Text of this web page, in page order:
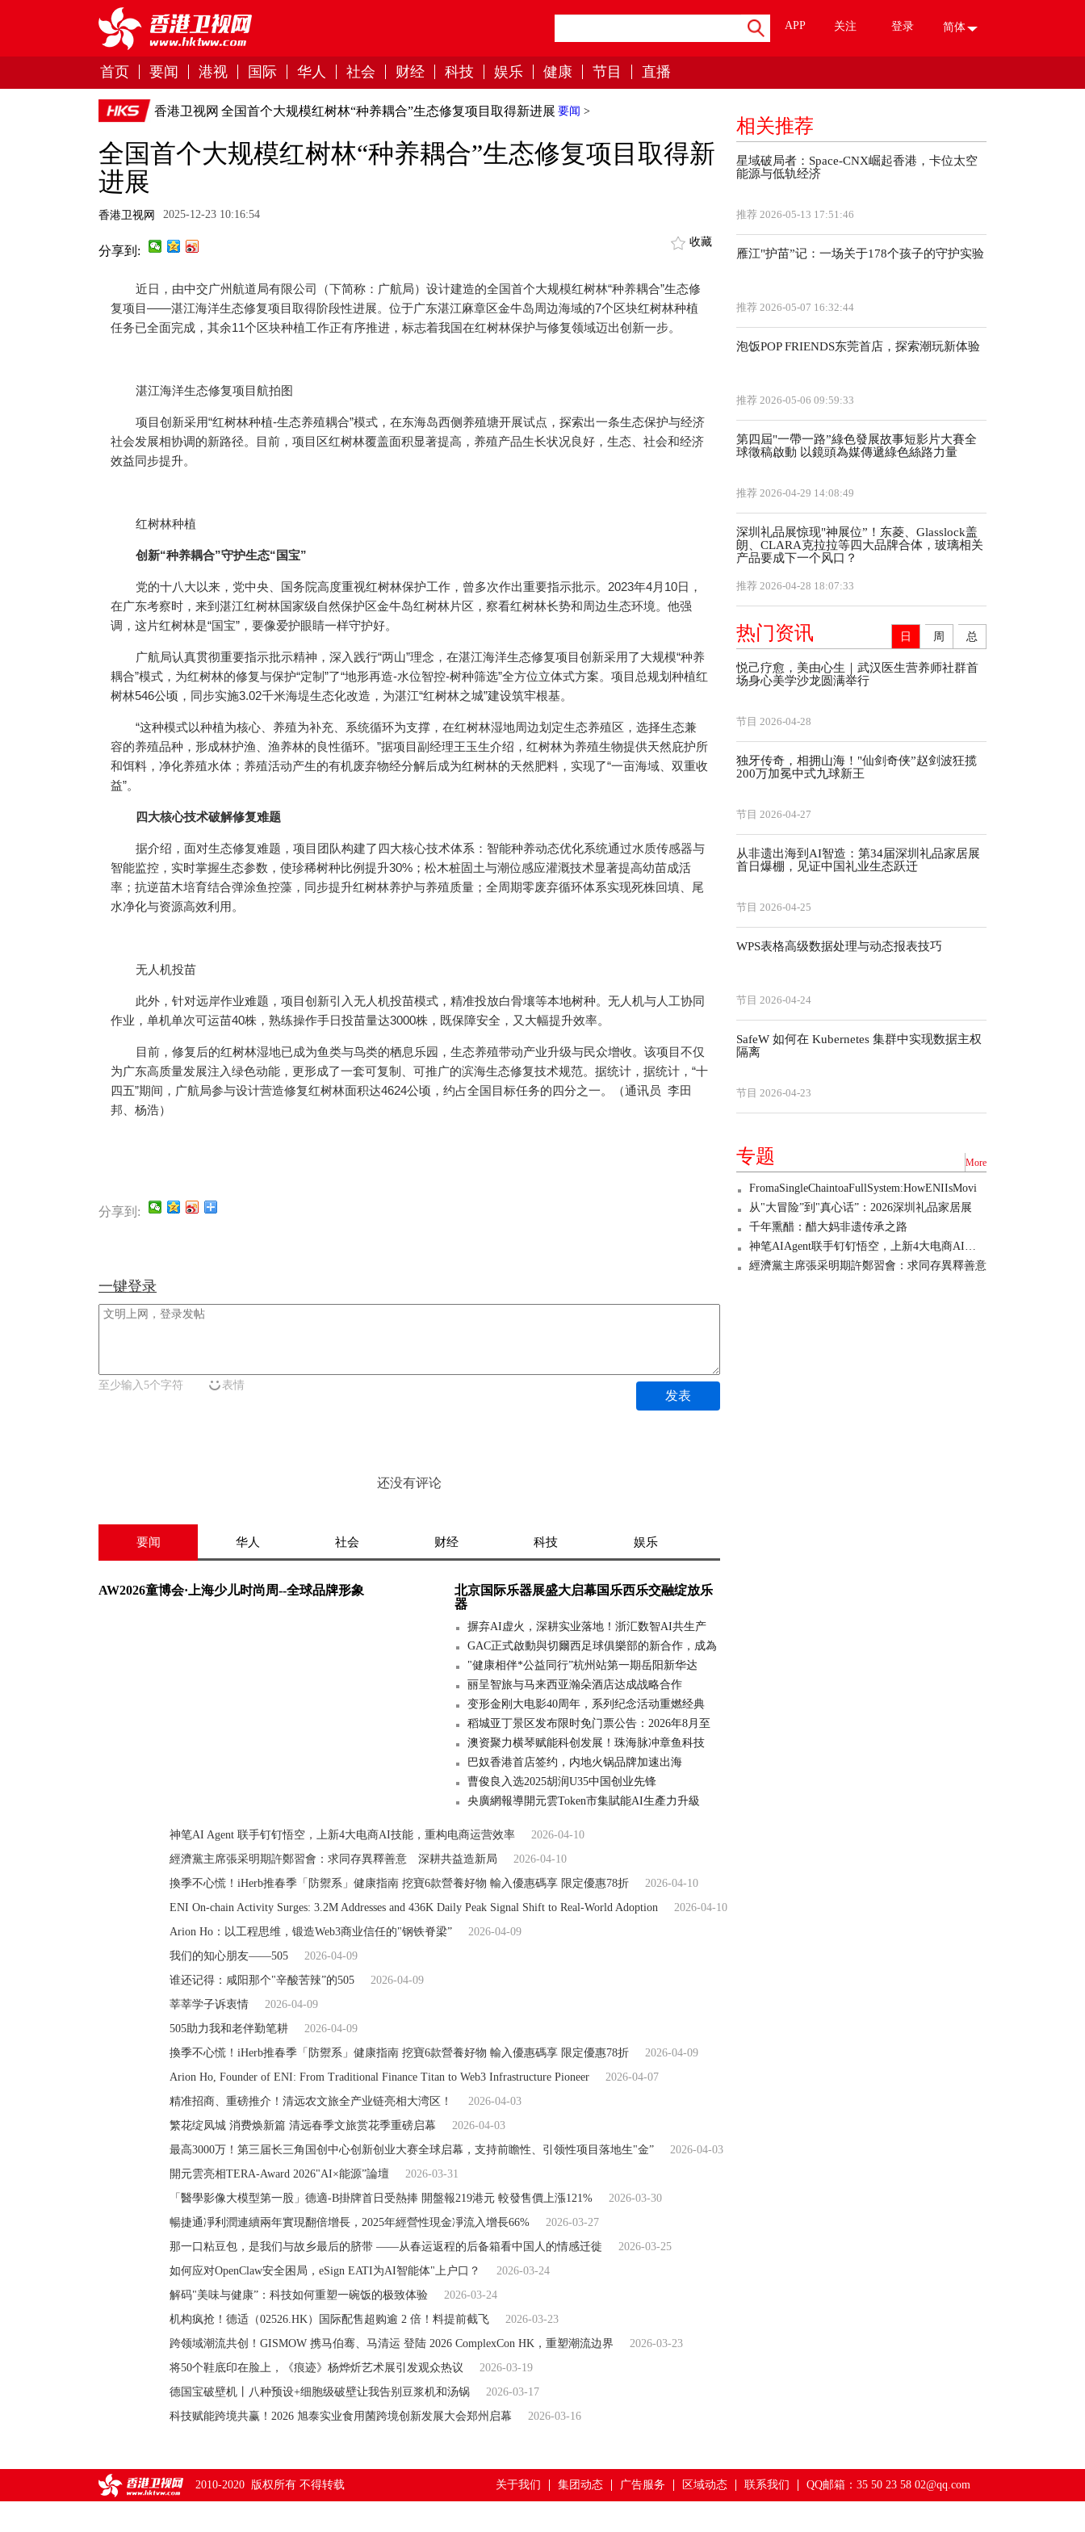
APP 关注 登录 简体
首页 要闻 港视 国际 华人 社会 财经 科技 娱乐 健康 节目 直播
香港卫视网 要闻 >
全国首个大规模红树林“种养耦合”生态修复项目取得新进展
全国首个大规模红树林“种养耦合”生态修复项目取得新
进展
香港卫视网 2025-12-23 10:16:54
分享到:
收藏
近日，由中交广州航道局有限公司（下简称：广航局）设计建造的全国首个大规模红树林“种养耦合”生态修
复项目——湛江海洋生态修复项目取得阶段性进展。位于广东湛江麻章区金牛岛周边海域的7个区块红树林种植
任务已全面完成，其余11个区块种植工作正有序推进，标志着我国在红树林保护与修复领域迈出创新一步。
湛江海洋生态修复项目航拍图
项目创新采用“红树林种植-生态养殖耦合”模式，在东海岛西侧养殖塘开展试点，探索出一条生态保护与经济
社会发展相协调的新路径。目前，项目区红树林覆盖面积显著提高，养殖产品生长状况良好，生态、社会和经济
效益同步提升。
红树林种植
创新“种养耦合”守护生态“国宝”
党的十八大以来，党中央、国务院高度重视红树林保护工作，曾多次作出重要指示批示。2023年4月10日，
在广东考察时，来到湛江红树林国家级自然保护区金牛岛红树林片区，察看红树林长势和周边生态环境。他强
调，这片红树林是“国宝”，要像爱护眼睛一样守护好。
广航局认真贯彻重要指示批示精神，深入践行“两山”理念，在湛江海洋生态修复项目创新采用了大规模“种养
耦合”模式，为红树林的修复与保护“定制”了“地形再造-水位智控-树种筛选”全方位立体式方案。项目总规划种植红
树林546公顷，同步实施3.02千米海堤生态化改造，为湛江“红树林之城”建设筑牢根基。
“这种模式以种植为核心、养殖为补充、系统循环为支撑，在红树林湿地周边划定生态养殖区，选择生态兼
容的养殖品种，形成林护渔、渔养林的良性循环。”据项目副经理王玉生介绍，红树林为养殖生物提供天然庇护所
和饵料，净化养殖水体；养殖活动产生的有机废弃物经分解后成为红树林的天然肥料，实现了“一亩海域、双重收
益”。
四大核心技术破解修复难题
据介绍，面对生态修复难题，项目团队构建了四大核心技术体系：智能种养动态优化系统通过水质传感器与
智能监控，实时掌握生态参数，使珍稀树种比例提升30%；松木桩固土与潮位感应灌溉技术显著提高幼苗成活
率；抗逆苗木培育结合弹涂鱼控藻，同步提升红树林养护与养殖质量；全周期零废弃循环体系实现死株回填、尾
水净化与资源高效利用。
无人机投苗
此外，针对远岸作业难题，项目创新引入无人机投苗模式，精准投放白骨壤等本地树种。无人机与人工协同
作业，单机单次可运苗40株，熟练操作手日投苗量达3000株，既保障安全，又大幅提升效率。
目前，修复后的红树林湿地已成为鱼类与鸟类的栖息乐园，生态养殖带动产业升级与民众增收。该项目不仅
为广东高质量发展注入绿色动能，更形成了一套可复制、可推广的滨海生态修复技术规范。据统计，据统计，“十
四五”期间，广航局参与设计营造修复红树林面积达4624公顷，约占全国目标任务的四分之一。（通讯员 李田
邦、杨浩）
分享到:
一键登录
至少输入5个字符 表情
发表
还没有评论
要闻 华人 社会 财经 科技 娱乐
AW2026童博会·上海少儿时尚周--全球品牌形象
北京国际乐器展盛大启幕国乐西乐交融绽放乐
器
摒弃AI虚火，深耕实业落地！浙汇数智AI共生产
GAC正式啟動與切爾西足球俱樂部的新合作，成為
"健康相伴*公益同行”杭州站第一期岳阳新华达
丽呈智旅与马来西亚瀚朵酒店达成战略合作
变形金刚大电影40周年，系列纪念活动重燃经典
稻城亚丁景区发布限时免门票公告：2026年8月至
澳资聚力横琴赋能科创发展！珠海脉冲章鱼科技
巴奴香港首店签约，内地火锅品牌加速出海
曹俊良入选2025胡润U35中国创业先锋
央廣網報導開元雲Token市集賦能AI生產力升級
相关推荐
星域破局者：Space-CNX崛起香港，卡位太空
能源与低轨经济
推荐 2026-05-13 17:51:46
雁江"护苗”记：一场关于178个孩子的守护实验
推荐 2026-05-07 16:32:44
泡饭POP FRIENDS东莞首店，探索潮玩新体验
推荐 2026-05-06 09:59:33
第四屆"一帶一路”綠色發展故事短影片大賽全
球徵稿啟動 以鏡頭為媒傳遞綠色絲路力量
推荐 2026-04-29 14:08:49
深圳礼品展惊现"神展位”！东菱、Glasslock盖
朗、CLARA克拉拉等四大品牌合体，玻璃相关
产品要成下一个风口？
推荐 2026-04-28 18:07:33
热门资讯 日 周 总
悦己疗愈，美由心生｜武汉医生营养师社群首
场身心美学沙龙圆满举行
节目 2026-04-28
独牙传奇，相拥山海！"仙剑奇侠”赵剑波狂揽
200万加冕中式九球新王
节目 2026-04-27
从非遗出海到AI智造：第34届深圳礼品家居展
首日爆棚，见证中国礼业生态跃迁
节目 2026-04-25
WPS表格高级数据处理与动态报表技巧
节目 2026-04-24
SafeW 如何在 Kubernetes 集群中实现数据主权
隔离
节目 2026-04-23
专题 More
FromaSingleChaintoaFullSystem:HowENIIsMovi
从"大冒险”到"真心话”：2026深圳礼品家居展
千年熏醋：醋大妈非遗传承之路
神笔AIAgent联手钉钉悟空，上新4大电商AI技能
經濟黨主席張采明期許鄭習會：求同存異釋善意
神笔AI Agent 联手钉钉悟空，上新4大电商AI技能，重构电商运营效率
2026-04-10
經濟黨主席張采明期許鄭習會：求同存異釋善意 深耕共益造新局
2026-04-10
換季不心慌！iHerb推春季「防禦系」健康指南 挖寶6款營養好物 輸入優惠碼享 限定優惠78折
2026-04-10
ENI On-chain Activity Surges: 3.2M Addresses and 436K Daily Peak Signal Shift to Real-World Adoption
2026-04-10
Arion Ho：以工程思维，锻造Web3商业信任的"钢铁脊梁”
2026-04-09
我们的知心朋友——505
2026-04-09
谁还记得：咸阳那个"辛酸苦辣”的505
2026-04-09
莘莘学子诉衷情
2026-04-09
505助力我和老伴勤笔耕
2026-04-09
換季不心慌！iHerb推春季「防禦系」健康指南 挖寶6款營養好物 輸入優惠碼享 限定優惠78折
2026-04-09
Arion Ho, Founder of ENI: From Traditional Finance Titan to Web3 Infrastructure Pioneer
2026-04-07
精准招商、重磅推介！清远农文旅全产业链亮相大湾区！
2026-04-03
繁花绽凤城 消费焕新篇 清远春季文旅赏花季重磅启幕
2026-04-03
最高3000万！第三届长三角国创中心创新创业大赛全球启幕，支持前瞻性、引领性项目落地生"金”
2026-04-03
開元雲亮相TERA-Award 2026"AI×能源”論壇
2026-03-31
「醫學影像大模型第一股」德適-B掛牌首日受熱捧 開盤報219港元 較發售價上漲121%
2026-03-30
暢捷通凈利潤連續兩年實現翻倍增長，2025年經營性現金凈流入增長66%
2026-03-27
那一口粘豆包，是我们与故乡最后的脐带 ——从春运返程的后备箱看中国人的情感迁徙
2026-03-25
如何应对OpenClaw安全困局，eSign EATI为AI智能体"上户口？
2026-03-24
解码"美味与健康”：科技如何重塑一碗饭的极致体验
2026-03-24
机构疯抢！德适（02526.HK）国际配售超购逾 2 倍！料提前截飞
2026-03-23
跨领域潮流共创！GISMOW 携马伯骞、马清运 登陆 2026 ComplexCon HK，重塑潮流边界
2026-03-23
将50个鞋底印在脸上，《痕迹》杨烨炘艺术展引发观众热议
2026-03-19
德国宝破壁机丨八种预设+细胞级破壁让我告别豆浆机和汤锅
2026-03-17
科技赋能跨境共赢！2026 旭泰实业食用菌跨境创新发展大会郑州启幕
2026-03-16
2010-2020 版权所有 不得转载 关于我们 集团动态 广告服务 区域动态 联系我们 QQ邮箱：35 50 23 58 02@qq.com